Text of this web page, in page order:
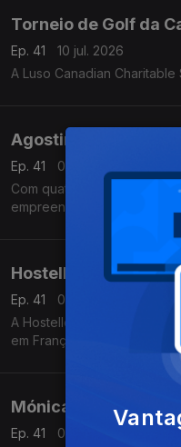
Torneio de Golf da
Ep. 41
10 jul. 2026
A Luso Canadian
Agostinho Antunes
Ep. 41
09 jul. 2026
Com quatro padarias e
empreender - desde 1987 -
Hostellerie du Parc -
Ep. 41
08 jul. 2026
A Hostellerie du Parc é um
em França há 18 anos.
Mónica Bastos -
Ep. 41
07 jul. 2026